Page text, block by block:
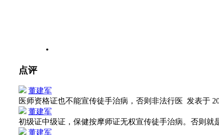
.
点评
董建军
医师资格证也不能宣传徒手治病，否则非法行医 发表于
董建军
初级证中级证，保健按摩师证无权宣传徒手治病。否则
董建军